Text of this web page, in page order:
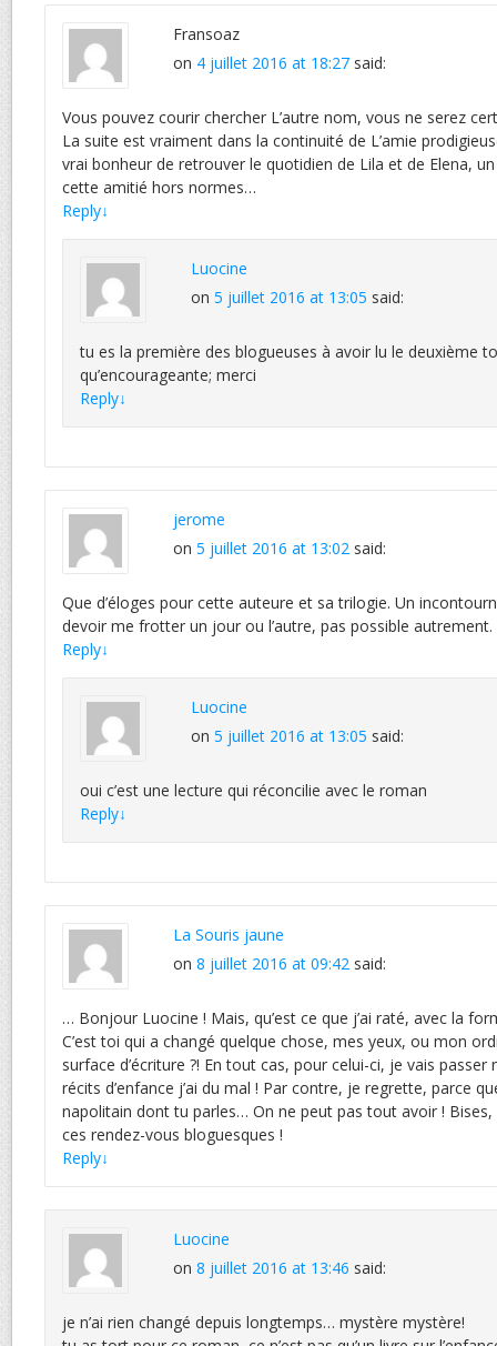
Fransoaz
on 4 juillet 2016 at 18:27 said:
Vous pouvez courir chercher L’autre nom, vous ne serez
La suite est vraiment dans la continuité de L’amie
vrai bonheur de retrouver le quotidien de Lila et de Elena,
cette amitié hors normes…
Reply↓
Luocine
on 5 juillet 2016 at 13:05 said:
tu es la première des blogueuses à avoir lu le deuxième
qu’encourageante; merci
Reply↓
jerome
on 5 juillet 2016 at 13:02 said:
Que d’éloges pour cette auteure et sa trilogie. Un
devoir me frotter un jour ou l’autre, pas possible autrement.
Reply↓
Luocine
on 5 juillet 2016 at 13:05 said:
oui c’est une lecture qui réconcilie avec le roman
Reply↓
La Souris jaune
on 8 juillet 2016 at 09:42 said:
… Bonjour Luocine ! Mais, qu’est ce que j’ai raté, avec la
C’est toi qui a changé quelque chose, mes yeux, ou mon
surface d’écriture ?! En tout cas, pour celui-ci, je vais
récits d’enfance j’ai du mal ! Par contre, je regrette, parce
napolitain dont tu parles… On ne peut pas tout avoir !
ces rendez-vous bloguesques !
Reply↓
Luocine
on 8 juillet 2016 at 13:46 said:
je n’ai rien changé depuis longtemps… mystère mystère!